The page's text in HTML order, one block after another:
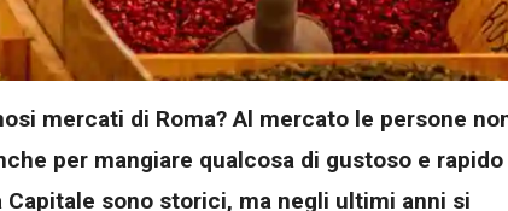
mercati di Roma? Al mercato le persone
per mangiare qualcosa di gustoso e rapido
sono storici, ma negli ultimi anni si